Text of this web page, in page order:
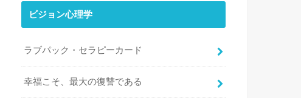
ビジョン心理学
ラブパック・セラピーカード
幸福こそ、最大の復讐である